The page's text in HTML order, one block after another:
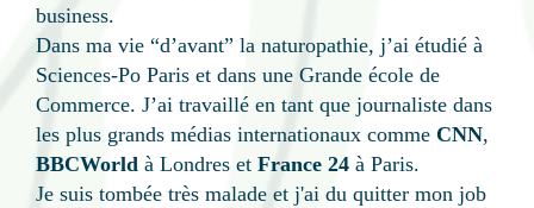
business.
Dans ma vie “d’avant” la naturopathie, j’ai étudié à
Sciences-Po Paris et dans une Grande école de
Commerce. J’ai travaillé en tant que journaliste dans
les plus grands médias internationaux comme CNN,
BBCWorld à Londres et France 24 à Paris.
Je suis tombée très malade et j'ai du quitter mon job